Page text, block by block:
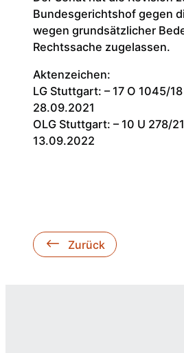
Bundesgerichtshof gegen
wegen grundsätzlicher
Rechtssache zugelassen.
Aktenzeichen:
LG Stuttgart: – 17 O 1045/
28.09.2021
OLG Stuttgart: – 10 U 278/
13.09.2022
Zurück